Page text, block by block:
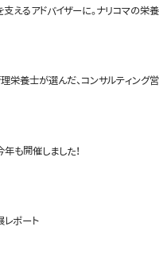
えるアドバイザーに。ナリコマの栄養
栄養士が選んだ、コンサルティング
年も開催しました！
レポート